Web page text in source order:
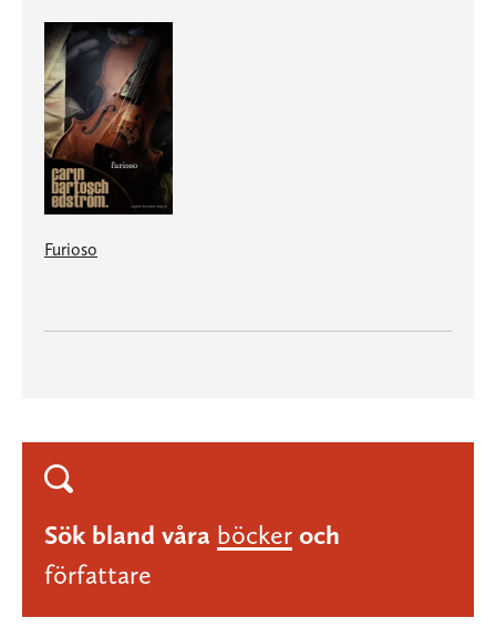
Furioso
Sök bland våra böcker och
författare